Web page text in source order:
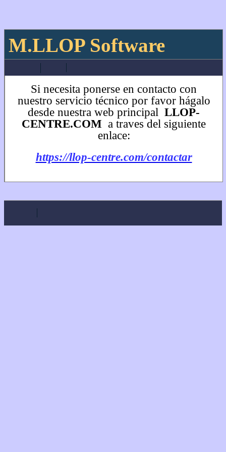
M.LLOP Software
Si necesita ponerse en contacto con
nuestro servicio técnico por favor hágalo
desde nuestra web principal LLOP-
CENTRE.COM a traves del siguiente
enlace:
https://llop-centre.com/contactar